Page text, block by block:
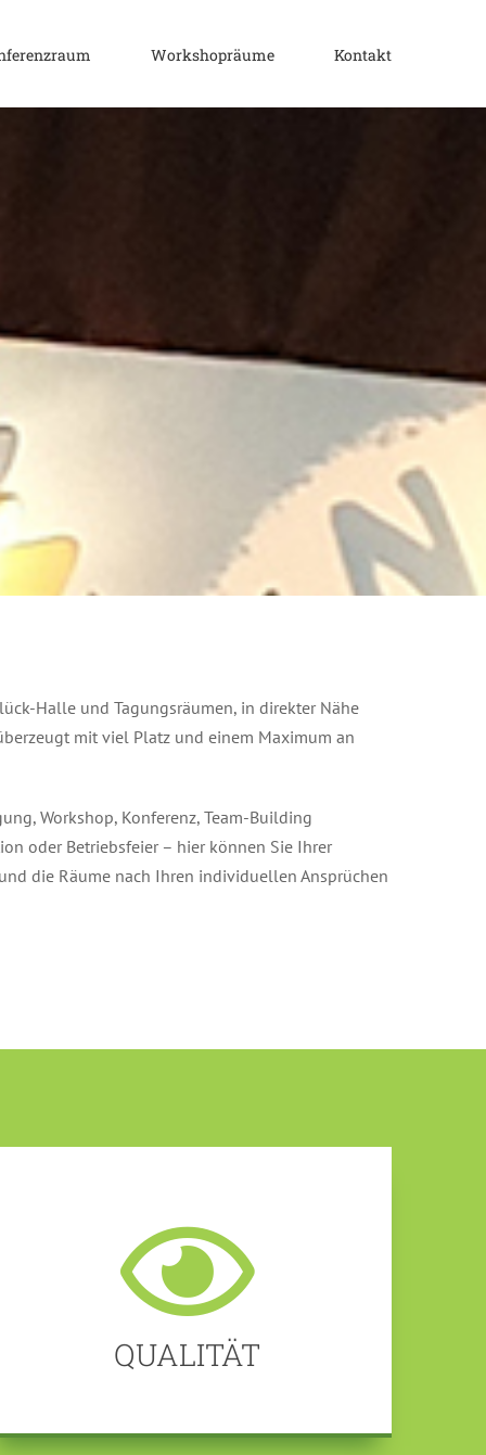
Workshopräume Kontakt
Halle und Tagungsräumen, in direkter Nähe
mit viel Platz und einem Maximum an
Workshop, Konferenz, Team-Building
oder Betriebsfeier – hier können Sie Ihrer
die Räume nach Ihren individuellen Ansprüchen
QUALITÄT